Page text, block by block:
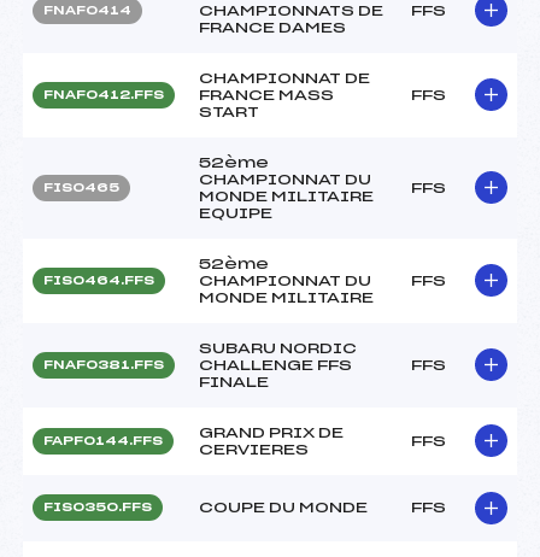
FNAF0414
CHAMPIONNATS DE
FRANCE DAMES
FFS
FNAF0412.FFS
CHAMPIONNAT DE
FRANCE MASS
START
FFS
FIS0465
52ème
CHAMPIONNAT DU
MONDE MILITAIRE
EQUIPE
FFS
FIS0464.FFS
52ème
CHAMPIONNAT DU
MONDE MILITAIRE
FFS
FNAF0381.FFS
SUBARU NORDIC
CHALLENGE FFS
FINALE
FFS
FAPF0144.FFS
GRAND PRIX DE
CERVIERES
FFS
FIS0350.FFS COUPE DU MONDE FFS